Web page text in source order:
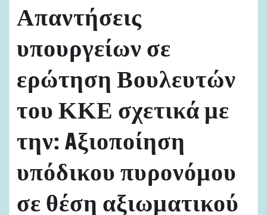
Απαντήσεις
υπουργείων σε
ερώτηση Βουλευτών
του ΚΚΕ σχετικά με
την: Aξιοποίηση
υπόδικου πυρονόμου
σε θέση αξιωματικού